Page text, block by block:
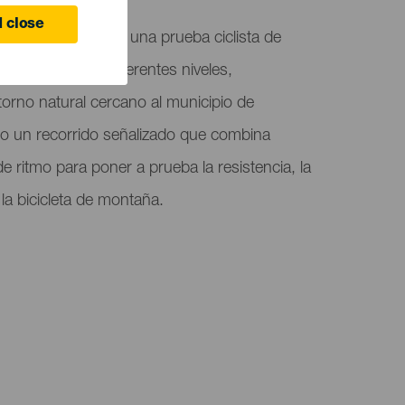
close
se concibe como una prueba ciclista de
de diferentes niveles,
natural cercano al municipio de
un recorrido señalizado que combina
ritmo para poner a prueba la resistencia, la
bicicleta de montaña.